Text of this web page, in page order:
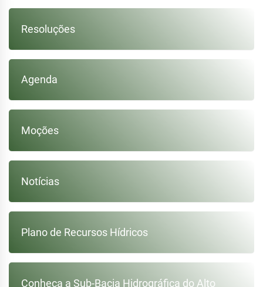
Resoluções
Agenda
Moções
Notícias
Plano de Recursos Hídricos
Conheça a Sub-Bacia Hidrográfica do Alto